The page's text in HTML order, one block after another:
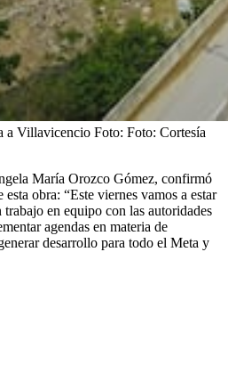
a Villavicencio Foto: Foto: Cortesía
María Orozco Gómez, confirmó
obra: “Este viernes vamos a estar
en equipo con las autoridades
agendas en materia de
desarrollo para todo el Meta y